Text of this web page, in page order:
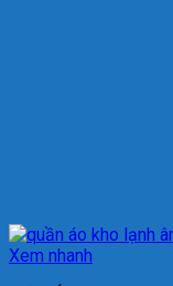
Xem nhanh